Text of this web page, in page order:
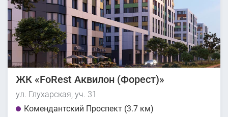
ЖК «FoRest Аквилон (Форест)»
ул. Глухарская, уч. 31
Комендантский Проспект (3.7 км)